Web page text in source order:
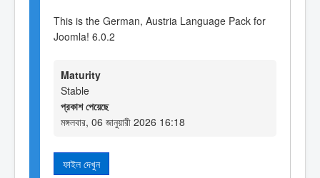
This is the German, Austria Language Pack for
Joomla! 6.0.2
Maturity
Stable
প্রকাশ পেয়েছে
মঙ্গলবার, 06 জানুয়ারী 2026 16:18
ফাইল দেখুন